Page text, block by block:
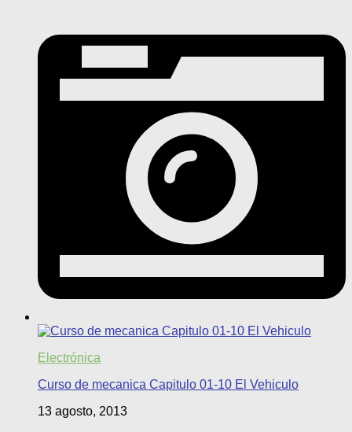
Electrónica
Curso de mecanica Capitulo 01-10 El Vehiculo
13 agosto, 2013